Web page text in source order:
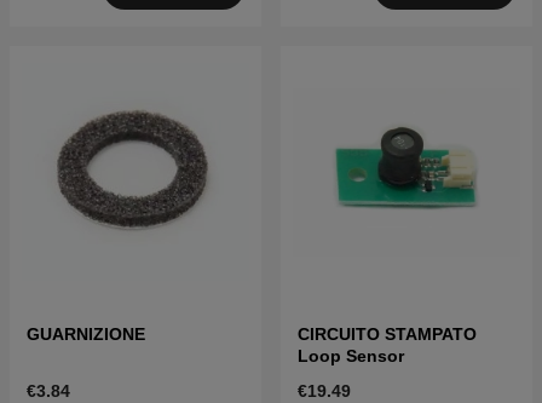
GUARNIZIONE
€3.84
CIRCUITO STAMPATO
Loop Sensor
€19.49